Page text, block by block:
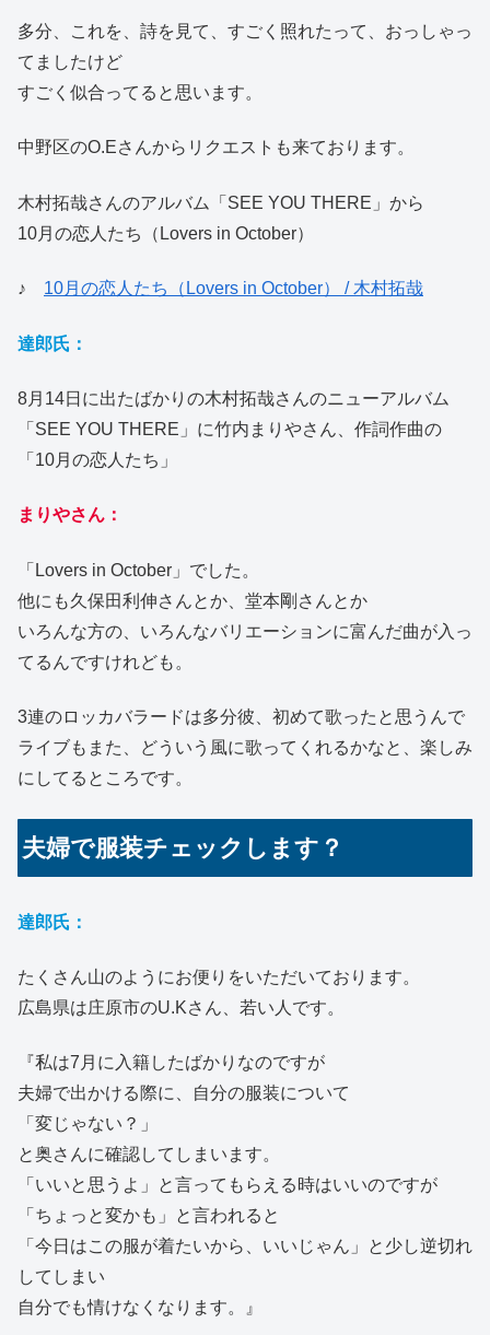
多分、これを、詩を見て、すごく照れたって、おっしゃっ
てましたけど
すごく似合ってると思います。
中野区のO.Eさんからリクエストも来ております。
木村拓哉さんのアルバム「SEE YOU THERE」から
10月の恋人たち（Lovers in October）
♪ 10月の恋人たち（Lovers in October） / 木村拓哉
達郎氏：
8月14日に出たばかりの木村拓哉さんのニューアルバム
「SEE YOU THERE」に竹内まりやさん、作詞作曲の
「10月の恋人たち」
まりやさん：
「Lovers in October」でした。
他にも久保田利伸さんとか、堂本剛さんとか
いろんな方の、いろんなバリエーションに富んだ曲が入っ
てるんですけれども。
3連のロッカバラードは多分彼、初めて歌ったと思うんで
ライブもまた、どういう風に歌ってくれるかなと、楽しみ
にしてるところです。
夫婦で服装チェックします？
達郎氏：
たくさん山のようにお便りをいただいております。
広島県は庄原市のU.Kさん、若い人です。
『私は7月に入籍したばかりなのですが
夫婦で出かける際に、自分の服装について
「変じゃない？」
と奥さんに確認してしまいます。
「いいと思うよ」と言ってもらえる時はいいのですが
「ちょっと変かも」と言われると
「今日はこの服が着たいから、いいじゃん」と少し逆切れ
してしまい
自分でも情けなくなります。』